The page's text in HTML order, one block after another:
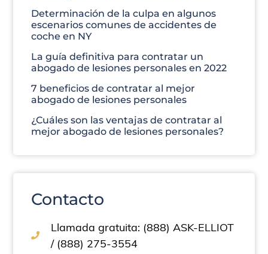
Determinación de la culpa en algunos
escenarios comunes de accidentes de
coche en NY
La guía definitiva para contratar un
abogado de lesiones personales en 2022
7 beneficios de contratar al mejor
abogado de lesiones personales
¿Cuáles son las ventajas de contratar al
mejor abogado de lesiones personales?
Contacto
Llamada gratuita: (888) ASK-ELLIOT
/ (888) 275-3554